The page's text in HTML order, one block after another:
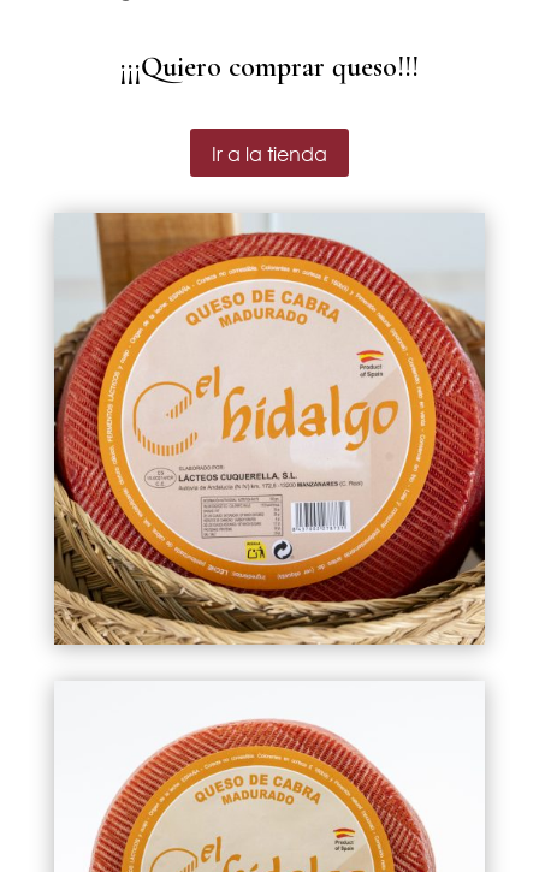
¡¡¡Quiero comprar queso!!!
Ir a la tienda